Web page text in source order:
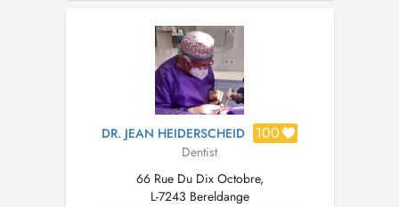
soins. Je pratique : - Soins...
DR. JEAN HEIDERSCHEID 100
Dentist
66 Rue Du Dix Octobre,
L-7243 Bereldange